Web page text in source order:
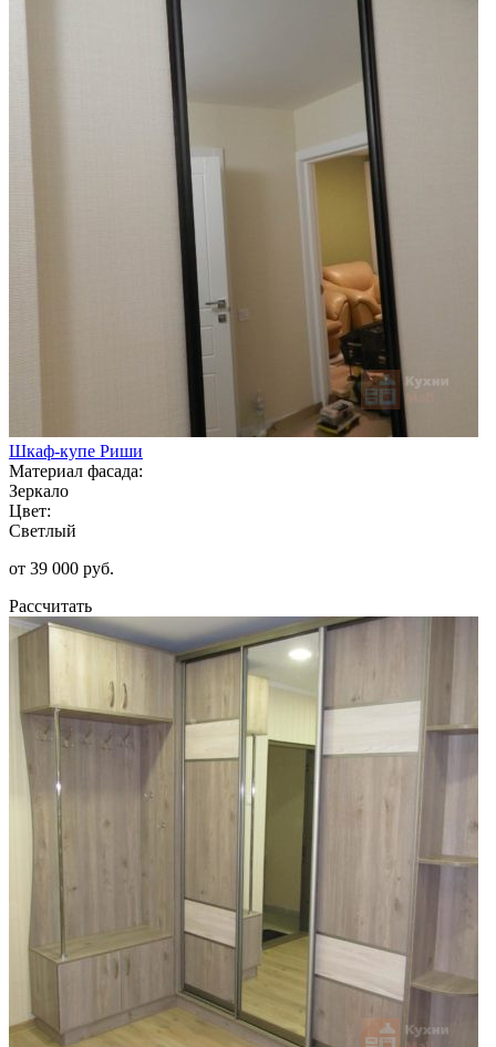
Шкаф-купе Риши
Материал фасада:
Зеркало
Цвет:
Светлый
от 39 000 руб.
Рассчитать